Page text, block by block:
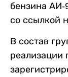
бензина АИ-
со ссылкой
В состав
реализации